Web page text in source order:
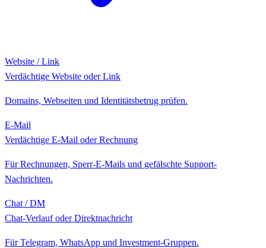
Website / Link
Verdächtige Website oder Link
Domains, Webseiten und Identitätsbetrug prüfen.
E-Mail
Verdächtige E-Mail oder Rechnung
Für Rechnungen, Sperr-E-Mails und gefälschte Support-
Nachrichten.
Chat / DM
Chat-Verlauf oder Direktnachricht
Für Telegram, WhatsApp und Investment-Gruppen.